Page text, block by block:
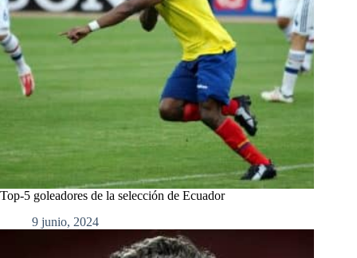
Top-5 goleadores de la selección de Ecuador
9 junio, 2024